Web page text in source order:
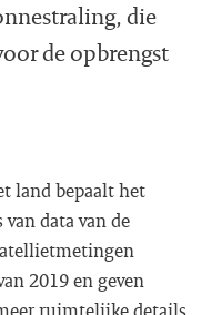
die
de opbrengst
land bepaalt het
data van de
2019 en geven
ruimtelijke details